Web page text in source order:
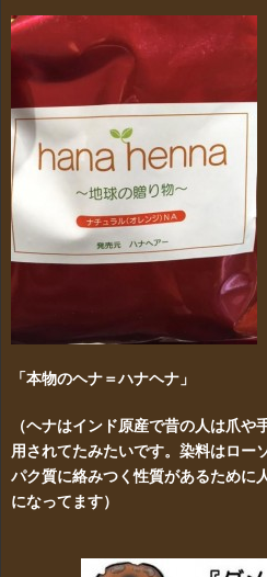
「本物のヘナ＝ハナヘナ」
（ヘナはインド原産で昔の人は爪
用されてたみたいです。染料はロー
パク質に絡みつく性質があるために
になってます）